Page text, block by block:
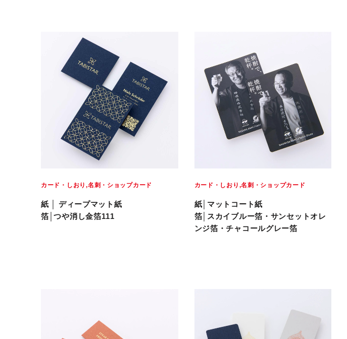
カード・しおり 名刺・ショップカード
紙 │ ディープマット紙
箔│つや消し金箔111
カード・しおり 名刺・ショップカード
紙│マットコート紙
箔│スカイブルー箔・サンセットオレ
ンジ箔・チャコールグレー箔